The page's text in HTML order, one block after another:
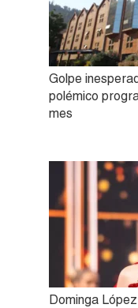
Golpe
polémico
mes
Dominga